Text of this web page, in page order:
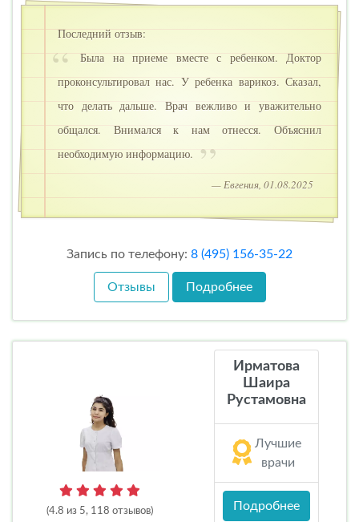
Последний отзыв:
Была на приеме вместе с ребенком. Доктор
проконсультировал нас. У ребенка варикоз. Сказал,
что делать дальше. Врач вежливо и уважительно
общался. Внимался к нам отнесся. Объяснил
необходимую информацию.
— Евгения, 01.08.2025
Запись по телефону: 8 (495) 156-35-22
Отзывы Подробнее
(4.8 из 5, 118 отзывов)
Ирматова
Шаира
Рустамовна
Лучшие
врачи
Подробнее